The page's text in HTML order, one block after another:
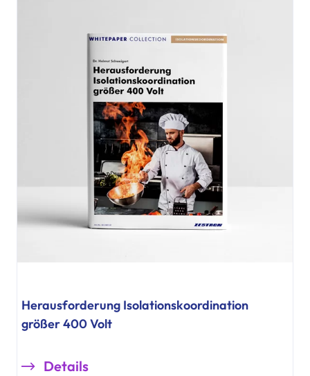
Herausforderung Isolationskoordination
größer 400 Volt
Details